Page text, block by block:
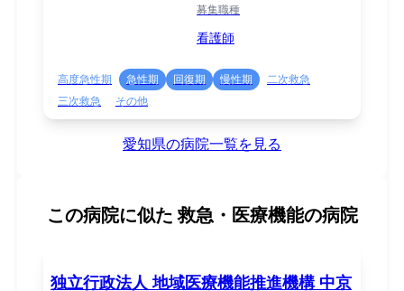
募集職種
看護師
高度急性期 急性期 回復期 慢性期
二次救急
三次救急
その他
愛知県の病院一覧を見る
この病院に似た 救急・医療機能の病院
独立行政法人 地域医療機能推進機構 中京